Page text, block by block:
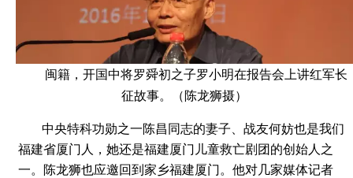
闽籍，开国中将罗舜初之子罗小明在报告会上讲红军长
征故事。（陈龙狮摄）
中央特科功勋之一陈昌同志的妻子、战友何妨也是我们
福建省厦门人，她还是福建厦门儿童救亡剧团的创始人之
一。陈龙狮也应邀回到家乡福建厦门。他对几家媒体记者